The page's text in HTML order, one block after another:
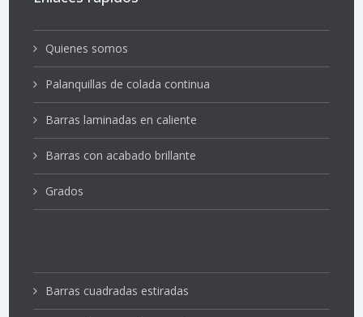
Quienes somos
Palanquillas de colada continua
Barras laminadas en caliente
Barras con acabado brillante
Grados
Barras cuadradas estiradas